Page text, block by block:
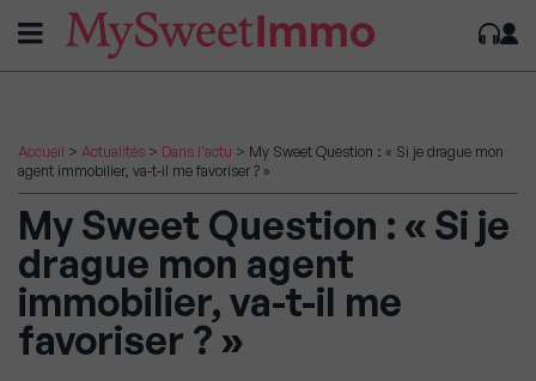
Accueil > Actualités > Dans l'actu > My Sweet Question : « Si je drague mon
agent immobilier, va-t-il me favoriser ? »
My Sweet Question : « Si je
drague mon agent
immobilier, va-t-il me
favoriser ? »